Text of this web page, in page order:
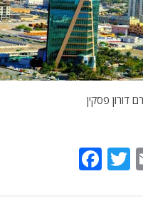
דורון פסקין
E
T